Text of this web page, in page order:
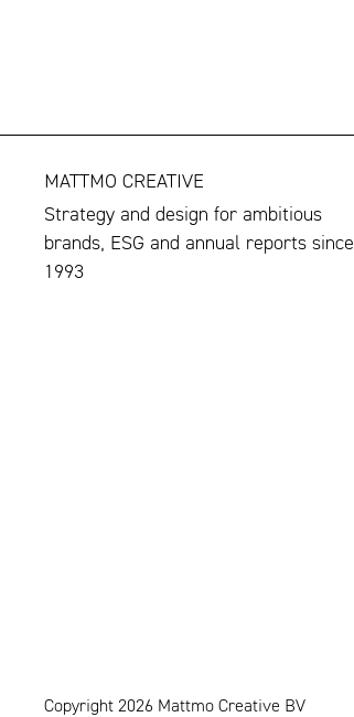
MATTMO CREATIVE
Strategy and design for ambitious
brands, ESG and annual reports since
1993
Copyright 2026 Mattmo Creative BV